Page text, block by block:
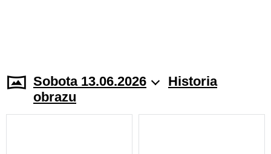
Sobota 13.06.2026
Historia
obrazu